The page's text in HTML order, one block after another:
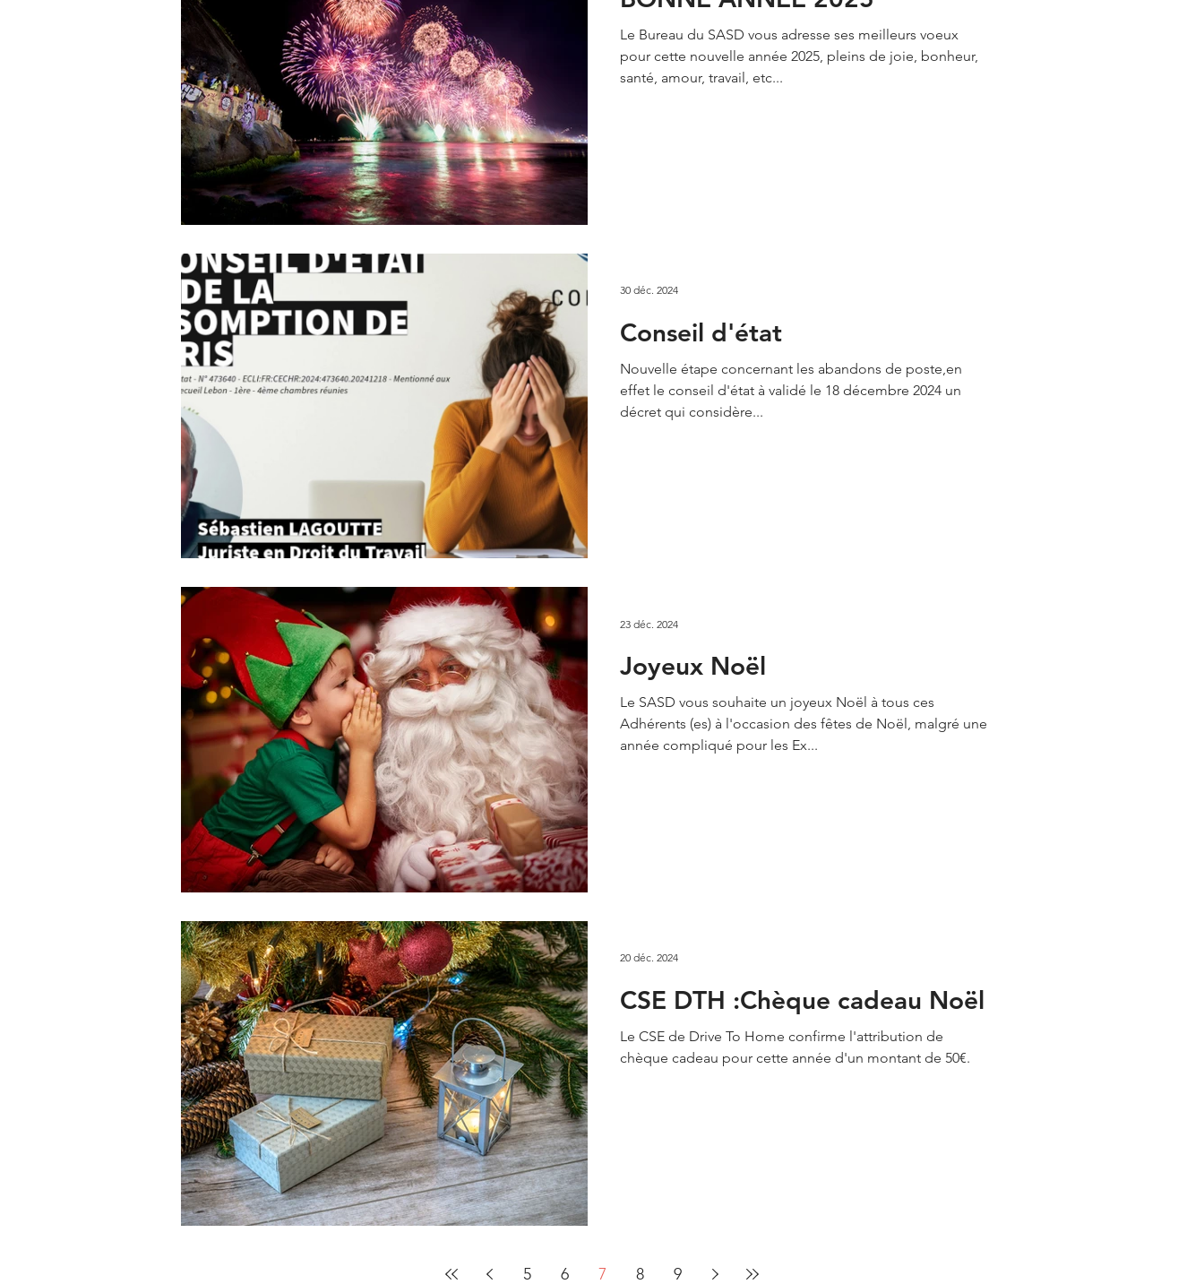
Le Bureau du SASD vous adresse ses meilleurs voeux
pour cette nouvelle année 2025, pleins de joie, bonheur,
santé, amour, travail, etc...
Conseil d'état
Nouvelle étape concernant les abandons de poste,en
effet le conseil d'état à validé le 18 décembre 2024 un
décret qui considère...
30 déc. 2024
Joyeux Noël
Le SASD vous souhaite un joyeux Noël à tous ces
Adhérents (es) à l'occasion des fêtes de Noël, malgré une
année compliqué pour les Ex...
23 déc. 2024
CSE DTH :Chèque cadeau Noël
Le CSE de Drive To Home confirme l'attribution de
chèque cadeau pour cette année d'un montant de 50€.
20 déc. 2024
5 6 7 8 9